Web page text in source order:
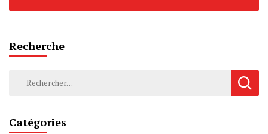
Recherche
Rechercher :
Catégories